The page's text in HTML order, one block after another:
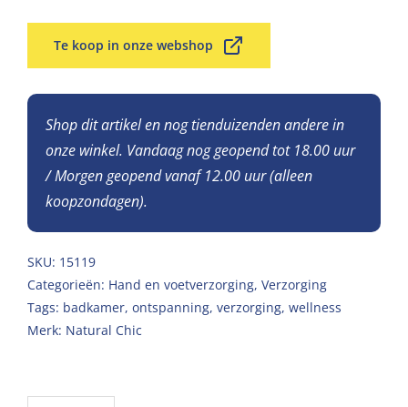
Te koop in onze webshop
Shop dit artikel en nog tienduizenden andere in
onze winkel. Vandaag nog geopend tot 18.00 uur
/ Morgen geopend vanaf 12.00 uur (alleen
koopzondagen).
SKU: 15119
Categorieën: Hand en voetverzorging, Verzorging
Tags: badkamer, ontspanning, verzorging, wellness
Merk: Natural Chic